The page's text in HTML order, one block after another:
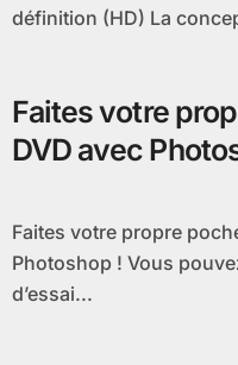
définition (HD) La
Faites votre
DVD avec
Faites votre propre pochette Custom DVD avec
Photoshop ! Vous
d’essai...